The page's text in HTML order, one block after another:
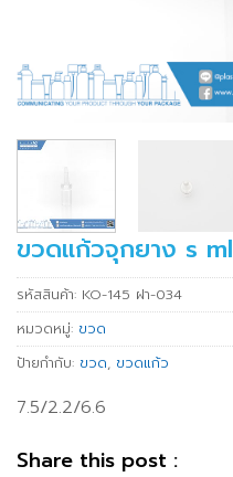
ขวดแก้วจุกยาง s ml
รหัสสินค้า: KO-145 ฝา-034
หมวดหมู่: ขวด
ป้ายกำกับ: ขวด, ขวดแก้ว
7.5/2.2/6.6
Share this post :